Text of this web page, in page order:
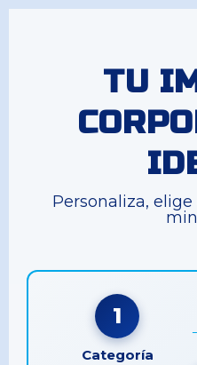
TU
Personaliza,
1
Categoría